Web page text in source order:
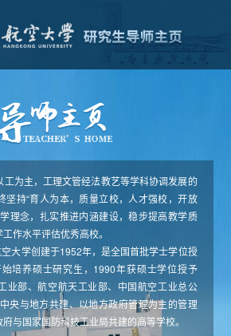
为主，工理文管经法教艺等学科协调发展的
坚持“育人为本，质量立校，人才强校，开放
理念，扎实推进内涵建设，稳步提高教学质
作水平评估优秀高校。
大学创建于1952年，是全国首批学士学位授
培养硕士研究生，1990年获硕士学位授予
业部、航空航天工业部、中国航空工业总公
央与地方共建、以地方政府管理为主的管理
与国家国防科技工业局共建的高等学校。